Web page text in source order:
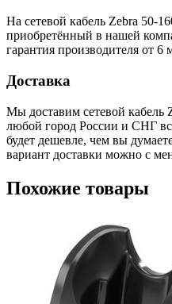
На сетевой кабель Zebra 50-
приобретённый в нашей
гарантия производителя от 6
Доставка
Мы доставим сетевой кабель
любой город России и СНГ
будет дешевле, чем вы
вариант доставки можно с
Похожие товары